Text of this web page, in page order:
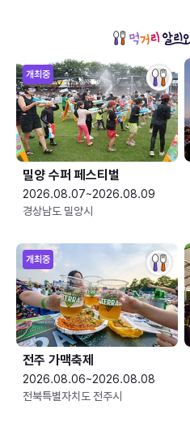
개최중
밀양 수퍼 페스티벌
2026.08.07~2026.08.09
경상남도 밀양시
개최중
전주 가맥축제
2026.08.06~2026.08.08
전북특별자치도 전주시